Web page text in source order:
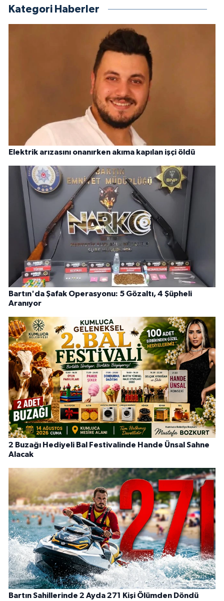
Kategori Haberler
Elektrik arızasını onanırken akıma kapılan işçi öldü
Bartın'da Şafak Operasyonu: 5 Gözaltı, 4 Şüpheli
Aranıyor
2 Buzağı Hediyeli Bal Festivalinde Hande Ünsal Sahne
Alacak
Bartın Sahillerinde 2 Ayda 271 Kişi Ölümden Döndü